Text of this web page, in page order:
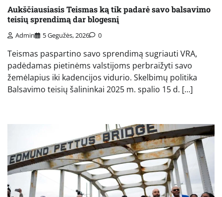
Aukščiausiasis Teismas ką tik padarė savo balsavimo
teisių sprendimą dar blogesnį
Admin 5 Gegužės, 2026 0
Teismas paspartino savo sprendimą sugriauti VRA,
padėdamas pietinėms valstijoms perbraižyti savo
žemėlapius iki kadencijos vidurio. Skelbimų politika
Balsavimo teisių šalininkai 2025 m. spalio 15 d. […]